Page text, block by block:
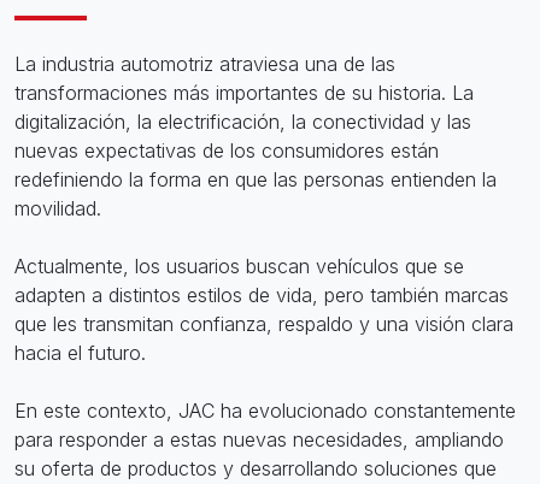
La industria automotriz atraviesa una de las
transformaciones más importantes de su historia. La
digitalización, la electrificación, la conectividad y las
nuevas expectativas de los consumidores están
redefiniendo la forma en que las personas entienden la
movilidad.
Actualmente, los usuarios buscan vehículos que se
adapten a distintos estilos de vida, pero también marcas
que les transmitan confianza, respaldo y una visión clara
hacia el futuro.
En este contexto, JAC ha evolucionado constantemente
para responder a estas nuevas necesidades, ampliando
su oferta de productos y desarrollando soluciones que